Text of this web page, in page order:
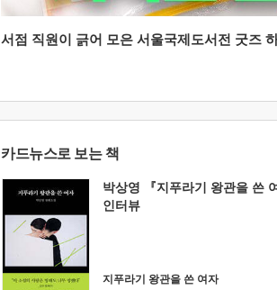
서점 직원이 긁어 모은 서울국제도서전 굿즈
카드뉴스로 보는 책
박상영 『지푸라기 왕관을 쓴
인터뷰
지푸라기 왕관을 쓴 여자